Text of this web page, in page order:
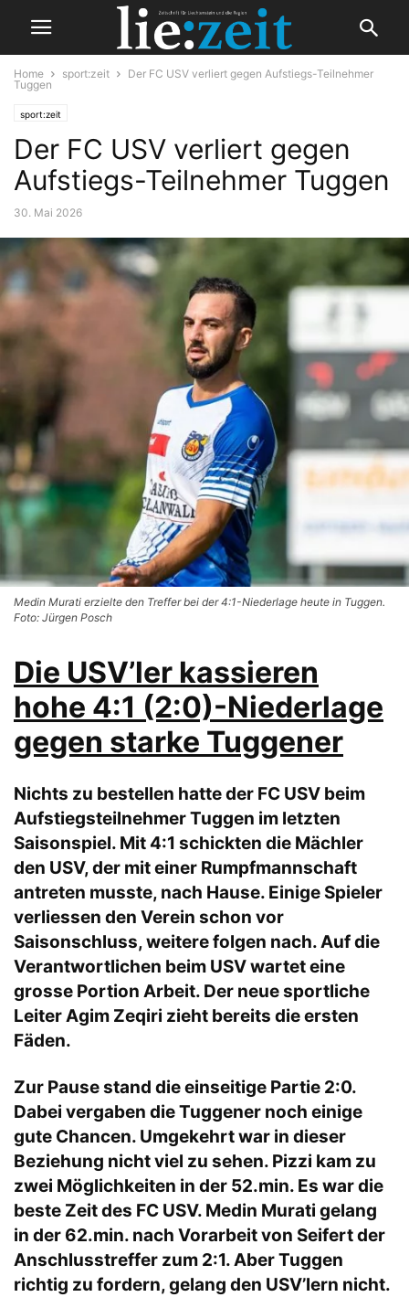
Home sport:zeit
Der FC USV verliert gegen Aufstiegs-Teilnehmer
Tuggen
sport:zeit
Der FC USV verliert gegen
Aufstiegs-Teilnehmer Tuggen
30. Mai 2026
Medin Murati erzielte den Treffer bei der 4:1-Niederlage heute in Tuggen.
Foto: Jürgen Posch
Die USV’ler kassieren
hohe 4:1 (2:0)-Niederlage
gegen starke Tuggener
Nichts zu bestellen hatte der FC USV beim
Aufstiegsteilnehmer Tuggen im letzten
Saisonspiel. Mit 4:1 schickten die Mächler
den USV, der mit einer Rumpfmannschaft
antreten musste, nach Hause. Einige Spieler
verliessen den Verein schon vor
Saisonschluss, weitere folgen nach. Auf die
Verantwortlichen beim USV wartet eine
grosse Portion Arbeit. Der neue sportliche
Leiter Agim Zeqiri zieht bereits die ersten
Fäden.
Zur Pause stand die einseitige Partie 2:0.
Dabei vergaben die Tuggener noch einige
gute Chancen. Umgekehrt war in dieser
Beziehung nicht viel zu sehen. Pizzi kam zu
zwei Möglichkeiten in der 52.min. Es war die
beste Zeit des FC USV. Medin Murati gelang
in der 62.min. nach Vorarbeit von Seifert der
Anschlusstreffer zum 2:1. Aber Tuggen
richtig zu fordern, gelang den USV’lern nicht.